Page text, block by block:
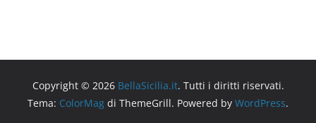
Copyright © 2026 BellaSicilia.it. Tutti i diritti riservati.
Tema: ColorMag di ThemeGrill. Powered by WordPress.